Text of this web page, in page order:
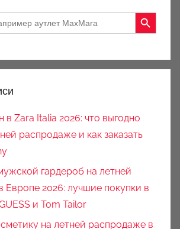
Search Button
Zara Italia 2026: что выгодно
распродаже и как заказать
гардероб на летней
Европе 2026: лучшие покупки в
и Tom Tailor
на летней распродаже в